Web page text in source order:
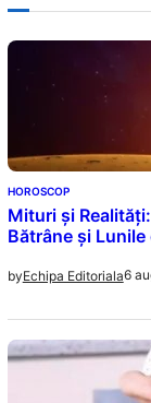
HOROSCOP
Mituri și
Bătrâne și Lunile
byEchipa Editoriala6